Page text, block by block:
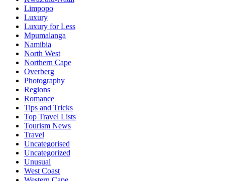
Limpopo
Luxury
Luxury for Less
Mpumalanga
Namibia
North West
Northern Cape
Overberg
Photography
Regions
Romance
Tips and Tricks
Top Travel Lists
Tourism News
Travel
Uncategorised
Uncategorized
Unusual
West Coast